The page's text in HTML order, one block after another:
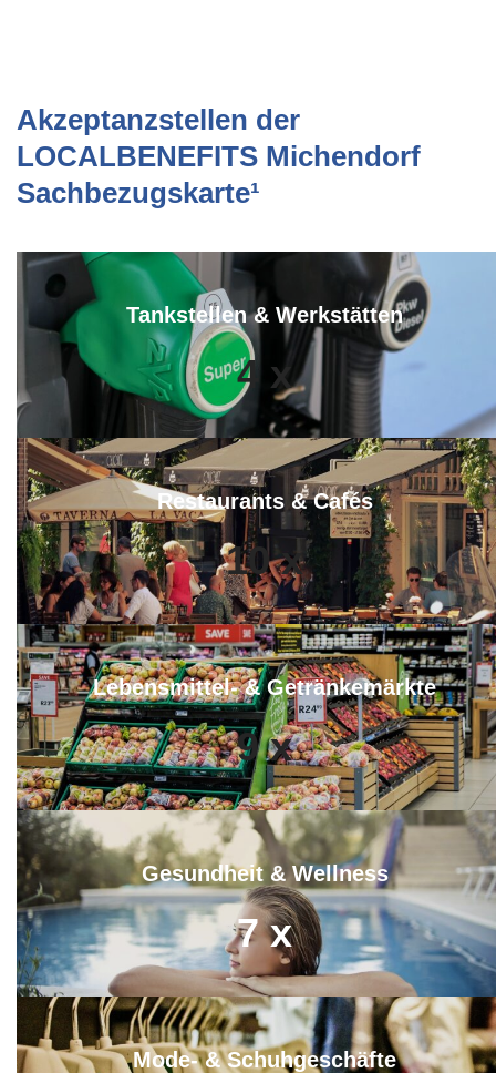
Akzeptanzstellen der
LOCALBENEFITS Michendorf
Sachbezugskarte¹
Tankstellen & Werkstätten
4 x
Restaurants & Cafés
10 x
Lebensmittel- & Getränkemärkte
9 x
Gesundheit & Wellness
7 x
Mode- & Schuhgeschäfte